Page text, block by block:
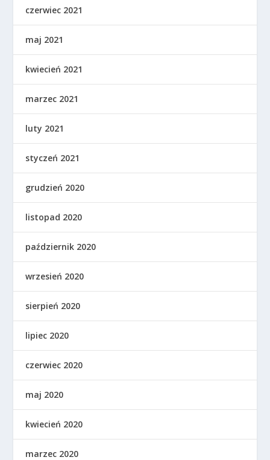
czerwiec 2021
maj 2021
kwiecień 2021
marzec 2021
luty 2021
styczeń 2021
grudzień 2020
listopad 2020
październik 2020
wrzesień 2020
sierpień 2020
lipiec 2020
czerwiec 2020
maj 2020
kwiecień 2020
marzec 2020